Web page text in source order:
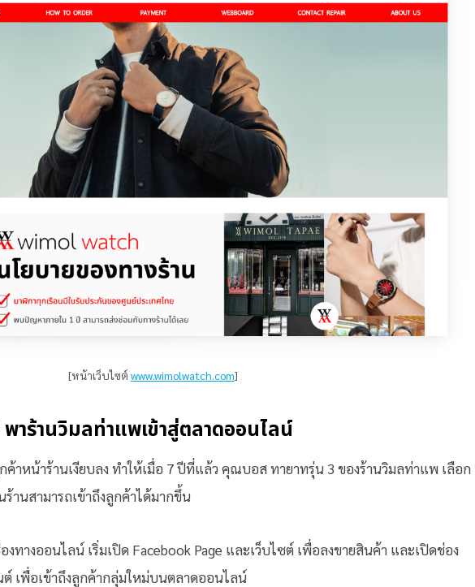
[หน้าเว็บไซต์ www.wimolwatch.com]
าร้านวิมลท่าแพเข้าสู่ตลาดออนไลน์
ค้าหน้าร้านเงียบลง ทำให้เมื่อ 7 ปีที่แล้ว คุณบอส ทายาทรุ่น 3 ของร้านวิมลท่าแพ เลือก
านสามารถเข้าถึงลูกค้าได้มากขึ้น
งทางออนไลน์ เริ่มเปิด Facebook Page และเว็บไซต์ เพื่อลงขายสินค้า และเปิดช่อง
เพื่อเข้าถึงลูกค้ากลุ่มใหม่บนตลาดออนไลน์